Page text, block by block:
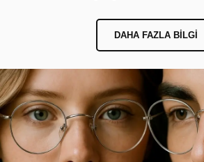
DAHA FAZLA BILGI